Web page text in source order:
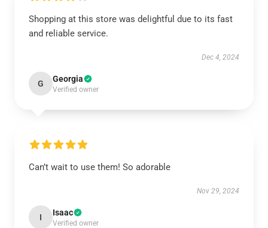
Shopping at this store was delightful due to its fast
and reliable service.
Dec 4, 2024
G Georgia
Verified owner
Can’t wait to use them! So adorable
Nov 29, 2024
I Isaac
Verified owner